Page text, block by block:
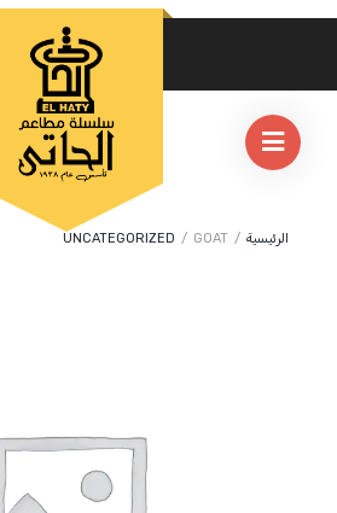
الرئيسية /
UNCATEGORIZED / GOAT